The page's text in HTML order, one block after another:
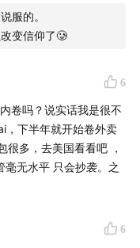
的经济冲击或许会更
今天，这也是可以
建设全国统一大市
高国有资源的使用效
“内卷”行为与正常
条中某一环节的集
，然后回配至国内，首
股大幅波动以及美国就
美国资本市场的看法有
么问题？
积极看法，认为美国资
基金管理者认为风险增
乎较好，但实际上内
匹配。高附加值的服务
服的。
变信仰了🥲
6
卷吗？说实话我是很不
，下半年就开始卷外卖
很多，去美国看看吧 ，
无水平 只会抄袭。之
6